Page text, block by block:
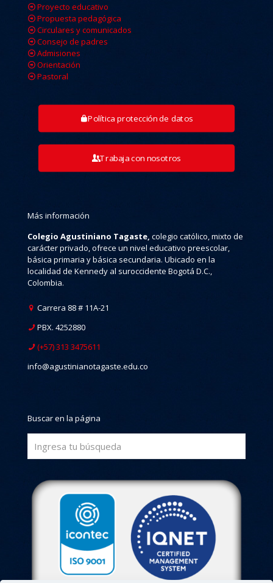
Proyecto educativo
Propuesta pedagógica
Circulares y comunicados
Consejo de padres
Admisiones
Orientación
Pastoral
Política protección de datos
Trabaja con nosotros
Más información
Colegio Agustiniano Tagaste, colegio católico, mixto de
carácter privado, ofrece un nivel educativo preescolar,
básica primaria y básica secundaria. Ubicado en la
localidad de Kennedy al suroccidente Bogotá D.C.,
Colombia.
Carrera 88 # 11A-21
PBX. 4252880
(+57) 313 3475611
info@agustinianotagaste.edu.co
Buscar en la página